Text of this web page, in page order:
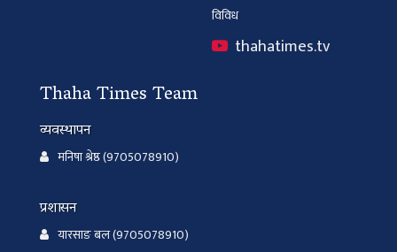
विविध
thahatimes.tv
Thaha Times Team
व्यवस्थापन
मनिषा श्रेष्ठ (9705078910)
प्रशासन
यारसाङ बल (9705078910)